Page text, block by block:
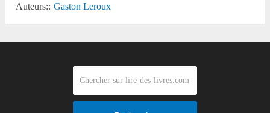
Auteurs:: Gaston Leroux